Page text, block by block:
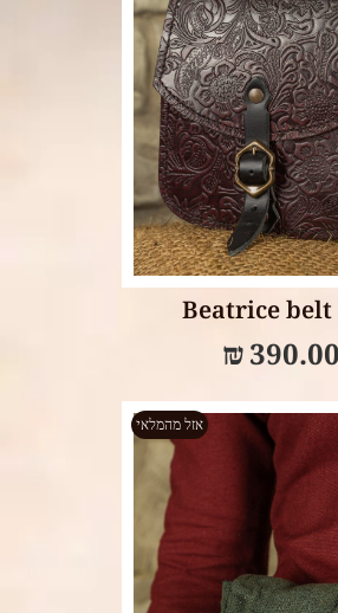
Select
Beatrice belt
₪ 390.00
אזל מהמלאי